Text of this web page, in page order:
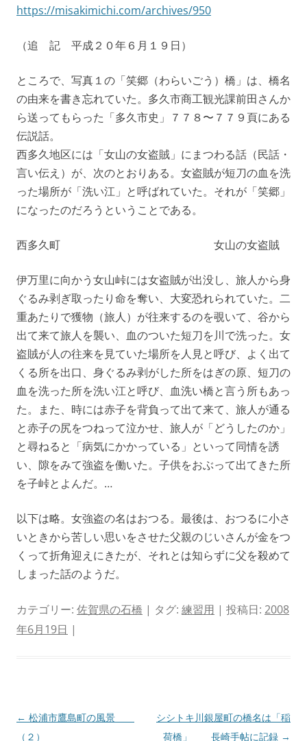
https://misakimichi.com/archives/950
（追 記 平成２０年６月１９日）
ところで、写真１の「笑郷（わらいごう）橋」は、橋名
の由来を書き忘れていた。多久市商工観光課前田さんか
ら送ってもらった「多久市史」７７８〜７７９頁にある
伝説話。
西多久地区には「女山の女盗賊」にまつわる話（民話・
言い伝え）が、次のとおりある。女盗賊が短刀の血を洗
った場所が「洗い江」と呼ばれていた。それが「笑郷」
になったのだろうということである。
西多久町 女山の女盗賊
伊万里に向かう女山峠には女盗賊が出没し、旅人から身
ぐるみ剥ぎ取ったり命を奪い、大変恐れられていた。二
重あたりで獲物（旅人）が往来するのを覗いて、谷から
出て来て旅人を襲い、血のついた短刀を川で洗った。女
盗賊が人の往来を見ていた場所を人見と呼び、よく出て
くる所を出口、身ぐるみ剥がした所をはぎの原、短刀の
血を洗った所を洗い江と呼び、血洗い橋と言う所もあっ
た。また、時には赤子を背負って出て来て、旅人が通る
と赤子の尻をつねって泣かせ、旅人が「どうしたのか」
と尋ねると「病気にかかっている」といって同情を誘
い、隙をみて強盗を働いた。子供をおぶって出てきた所
を子峠とよんだ。…
以下は略。女強盗の名はおつる。最後は、おつるに小さ
いときから苦しい思いをさせた父親のじいさんが金をつ
くって折角迎えにきたが、それとは知らずに父を殺めて
しまった話のようだ。
カテゴリー: 佐賀県の石橋 | タグ: 練習用 | 投稿日: 2008
年6月19日 |
投
稿
← 松浦市鷹島町の風景
（２）
シシトキ川銀屋町の橋名は「稲
荷橋」 長崎手帖に記録 →